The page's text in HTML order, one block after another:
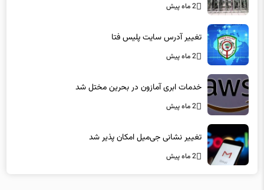
2 ماه پیش
تغییر آدرس سایت پلیس فتا
2 ماه پیش
خدمات ابری آمازون در بحرین مختل شد
2 ماه پیش
تغییر نشانی جی‌میل امکان پذیر شد
2 ماه پیش